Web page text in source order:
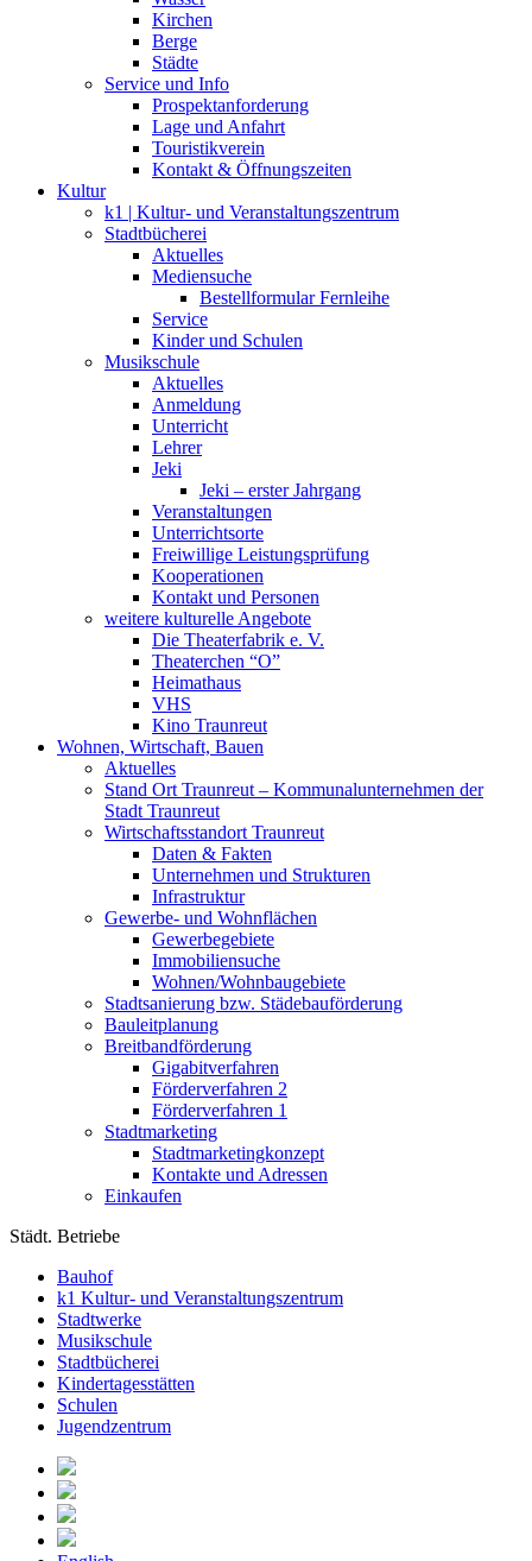
Kirchen
Berge
Städte
Service und Info
Prospektanforderung
Lage und Anfahrt
Touristikverein
Kontakt & Öffnungszeiten
Kultur
k1 | Kultur- und Veranstaltungszentrum
Stadtbücherei
Aktuelles
Mediensuche
Bestellformular Fernleihe
Service
Kinder und Schulen
Musikschule
Aktuelles
Anmeldung
Unterricht
Lehrer
Jeki
Jeki – erster Jahrgang
Veranstaltungen
Unterrichtsorte
Freiwillige Leistungsprüfung
Kooperationen
Kontakt und Personen
weitere kulturelle Angebote
Die Theaterfabrik e. V.
Theaterchen “O”
Heimathaus
VHS
Kino Traunreut
Wohnen, Wirtschaft, Bauen
Aktuelles
Stand Ort Traunreut – Kommunalunternehmen der
Stadt Traunreut
Wirtschaftsstandort Traunreut
Daten & Fakten
Unternehmen und Strukturen
Infrastruktur
Gewerbe- und Wohnflächen
Gewerbegebiete
Immobiliensuche
Wohnen/Wohnbaugebiete
Stadtsanierung bzw. Städebauförderung
Bauleitplanung
Breitbandförderung
Gigabitverfahren
Förderverfahren 2
Förderverfahren 1
Stadtmarketing
Stadtmarketingkonzept
Kontakte und Adressen
Einkaufen
Städt. Betriebe
Bauhof
k1 Kultur- und Veranstaltungszentrum
Stadtwerke
Musikschule
Stadtbücherei
Kindertagesstätten
Schulen
Jugendzentrum